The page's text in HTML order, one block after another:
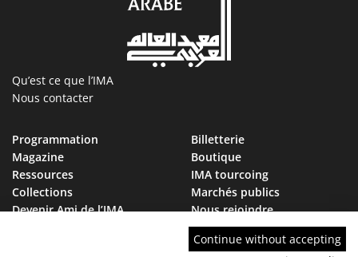
Qu’est ce que l’IMA
Nous contacter
Programmation
Magazine
Ressources
Collections
Devenir Ami de l’IMA
Billetterie
Boutique
IMA tourcoing
Marchés publics
Nous rejoindre
Continue without accepting